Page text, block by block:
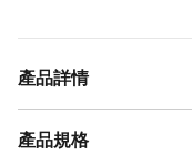
產品詳情
產品規格